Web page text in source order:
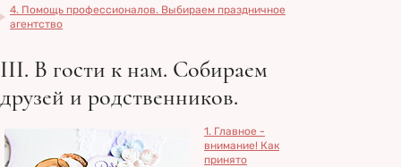
4. Помощь профессионалов. Выбираем праздничное
агентство
III. В гости к нам. Собираем
друзей и родственников.
1. Главное -
внимание! Как
принято